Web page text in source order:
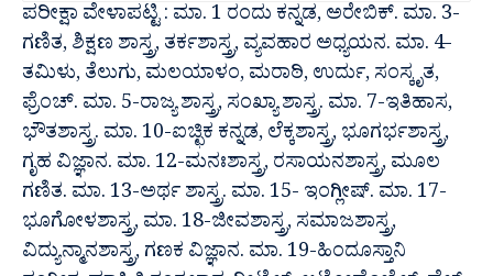
ಪರೀಕ್ಷಾ ವೇಳಾಪಟ್ಟಿ : ಮಾ. 1 ರಂದು ಕನ್ನಡ, ಅರೇಬಿಕ್. ಮಾ. 3-
ಗಣಿತ, ಶಿಕ್ಷಣ ಶಾಸ್ತ್ರ, ತರ್ಕಶಾಸ್ತ್ರ, ವ್ಯವಹಾರ ಅಧ್ಯಯನ. ಮಾ. 4-
ತಮಿಳು, ತೆಲುಗು, ಮಲಯಾಳಂ, ಮರಾಠಿ, ಉರ್ದು, ಸಂಸ್ಕೃತ,
ಫ್ರೆಂಚ್. ಮಾ. 5-ರಾಜ್ಯ ಶಾಸ್ತ್ರ, ಸಂಖ್ಯಾ ಶಾಸ್ತ್ರ. ಮಾ. 7-ಇತಿಹಾಸ,
ಭೌತಶಾಸ್ತ್ರ. ಮಾ. 10-ಐಚ್ಛಿಕ ಕನ್ನಡ, ಲೆಕ್ಕಶಾಸ್ತ್ರ, ಭೂಗರ್ಭಶಾಸ್ತ್ರ,
ಗೃಹ ವಿಜ್ಞಾನ. ಮಾ. 12-ಮನಃಶಾಸ್ತ್ರ, ರಸಾಯನಶಾಸ್ತ್ರ, ಮೂಲ
ಗಣಿತ. ಮಾ. 13-ಅರ್ಥ ಶಾಸ್ತ್ರ. ಮಾ. 15- ಇಂಗ್ಲೀಷ್. ಮಾ. 17-
ಭೂಗೋಳಶಾಸ್ತ್ರ, ಮಾ. 18-ಜೀವಶಾಸ್ತ್ರ, ಸಮಾಜಶಾಸ್ತ್ರ,
ವಿದ್ಯುನ್ಮಾನಶಾಸ್ತ್ರ, ಗಣಕ ವಿಜ್ಞಾನ. ಮಾ. 19-ಹಿಂದೂಸ್ತಾನಿ